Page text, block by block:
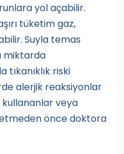
yol açabilir.
tüketim gaz,
Suyla temas
miktarda
riski
alerjik reaksiyonlar
veya
önce doktora